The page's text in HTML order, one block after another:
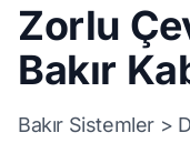
Zorlu
Bakır
Bakır Sistemler >